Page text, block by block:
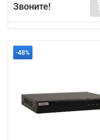
Звоните!
-48%